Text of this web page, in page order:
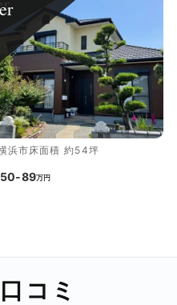
浜市床面積 約54坪
50-89万円
コミ